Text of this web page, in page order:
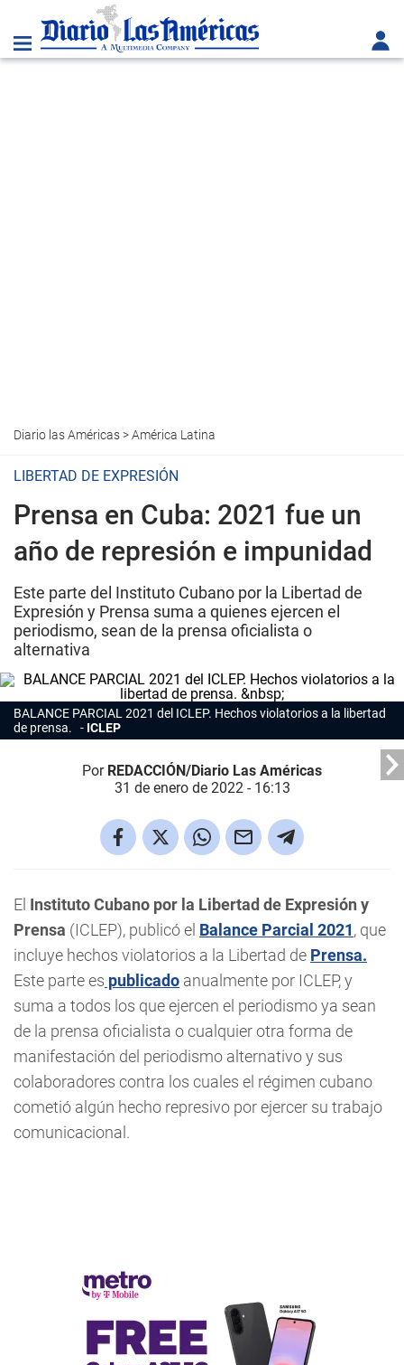
Diario las Américas>América Latina
LIBERTAD DE EXPRESIÓN
Prensa en Cuba: 2021 fue un
año de represión e impunidad
Este parte del Instituto Cubano por la Libertad de
Expresión y Prensa suma a quienes ejercen el
periodismo, sean de la prensa oficialista o
alternativa
BALANCE PARCIAL 2021 del ICLEP. Hechos violatorios a la libertad
de prensa.
ICLEP
Por REDACCIÓN/Diario Las Américas
31 de enero de 2022 - 16:13
El Instituto Cubano por la Libertad de Expresión y
Prensa (ICLEP), publicó el Balance Parcial 2021, que
incluye hechos violatorios a la Libertad de Prensa.
Este parte es publicado anualmente por ICLEP, y
suma a todos los que ejercen el periodismo ya sean
de la prensa oficialista o cualquier otra forma de
manifestación del periodismo alternativo y sus
colaboradores contra los cuales el régimen cubano
cometió algún hecho represivo por ejercer su trabajo
comunicacional.